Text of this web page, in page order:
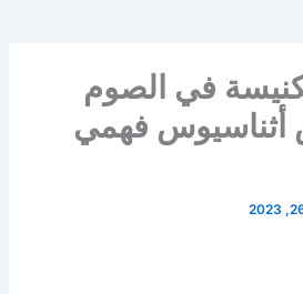
في الصوم
أثناسيوس فهمي